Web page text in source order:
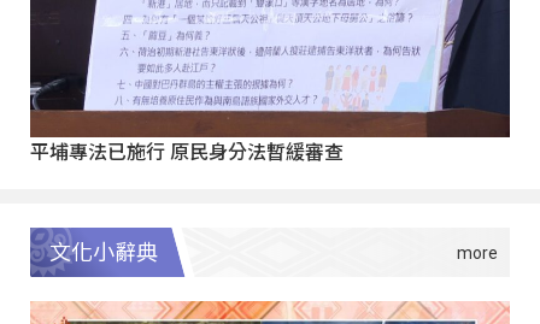
平埔專法已施行 原民身分法暫緩審查
文化小辭典